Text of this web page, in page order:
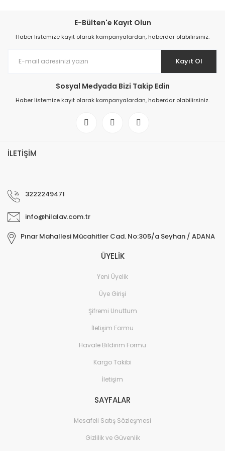
E-Bülten'e Kayıt Olun
Haber listemize kayıt olarak kampanyalardan, haberdar olabilirsiniz.
Kayıt Ol
Sosyal Medyada Bizi Takip Edin
Haber listemize kayıt olarak kampanyalardan, haberdar olabilirsiniz.
İLETİŞİM
3222249471
info@hilalav.com.tr
Pınar Mahallesi Mücahitler Cad. No:305/a Seyhan / ADANA
ÜYELİK
Yeni Üyelik
Üye Girişi
Şifremi Unuttum
İletişim Formu
Havale Bildirim Formu
Kargo Takibi
İletişim
SAYFALAR
Mesafeli Satış Sözleşmesi
Gizlilik ve Güvenlik